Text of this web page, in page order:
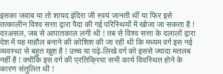
इसका जवाब या तो शायद इंदिरा जी स्वयं जानती थीं या फिर इसे
तत्कालीन विश्व सत्ता द्वारा पैदा की गई परिस्थियों में खोजा जा सकता है !
दरअसल, जब से आपातकाल लगी थी ! तब से विश्व सत्ता के दलालों द्वारा
देश में यह माहौल बनाने की कोशिश की जा रही थी कि मध्यम वर्ग इस नई
व्यवस्था से बहुत खुश है ! उच्च या पढ़े-लिखे वर्ग को इससे ज्यादा मतलब
नहीं है ! क्योंकि इस वर्ग की प्रतिक्रिया सभी कार्य विवस्थित होने के
कारण संतुलित थी !